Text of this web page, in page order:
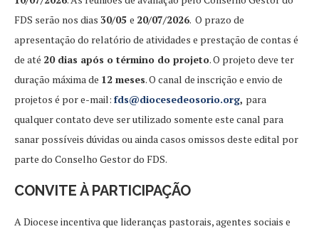
FDS serão nos dias 30/05 e 20/07/2026. O prazo de
apresentação do relatório de atividades e prestação de contas é
de até 20 dias após o término do projeto. O projeto deve ter
duração máxima de 12 meses. O canal de inscrição e envio de
projetos é por e-mail: fds@diocesedeosorio.org, para
qualquer contato deve ser utilizado somente este canal para
sanar possíveis dúvidas ou ainda casos omissos deste edital por
parte do Conselho Gestor do FDS.
CONVITE À PARTICIPAÇÃO
A Diocese incentiva que lideranças pastorais, agentes sociais e